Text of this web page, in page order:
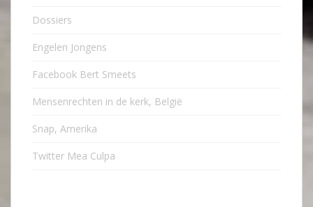
Dossiers
Engelen Jongens
Facebook Bert Smeets
Mensenrechten in de kerk, België
Snap, Amerika
Twitter Mea Culpa